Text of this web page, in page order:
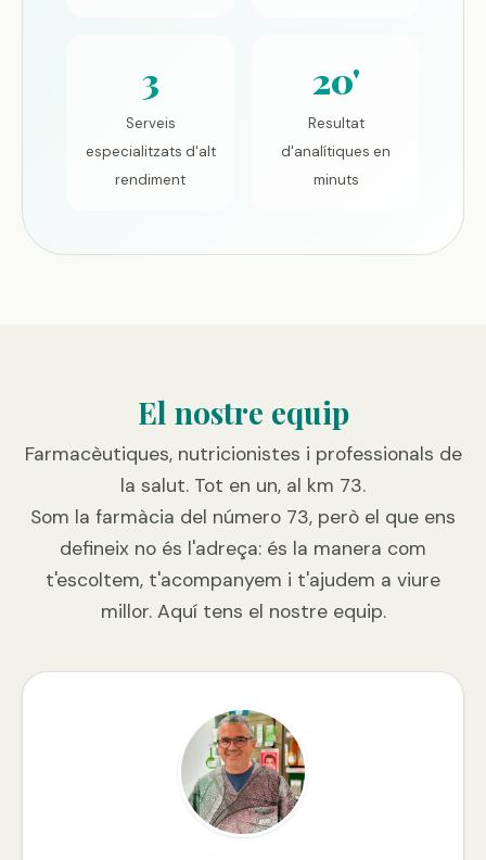
3
Serveis
especialitzats d'alt
rendiment
20'
Resultat
d'analítiques en
minuts
El nostre equip
Farmacèutiques, nutricionistes i professionals de
la salut. Tot en un, al km 73.
Som la farmàcia del número 73, però el que ens
defineix no és l'adreça: és la manera com
t'escoltem, t'acompanyem i t'ajudem a viure
millor. Aquí tens el nostre equip.